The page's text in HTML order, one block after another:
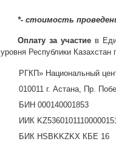
*- стоимость
Оплату за участие в
уровня Республики
РГКП» Национальный
010011 г. Астана, Пр.
БИН 000140001853
ИИК
БИК HSBKKZKX КБЕ 16